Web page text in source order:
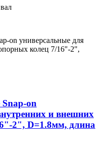
on
и внешних
2", D=1.8мм, длина